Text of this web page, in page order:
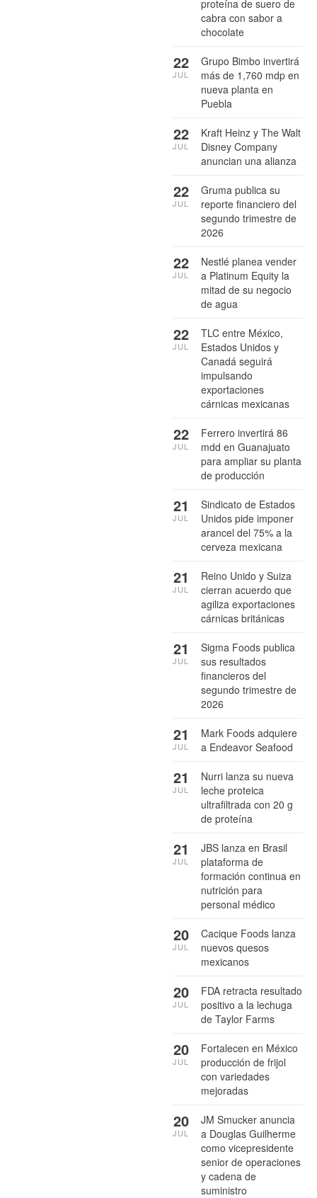
proteína de suero de
cabra con sabor a
chocolate
Grupo Bimbo invertirá
más de 1,760 mdp en
nueva planta en
Puebla
22
JUL
Kraft Heinz y The Walt
Disney Company
anuncian una alianza
22
JUL
Gruma publica su
reporte financiero del
segundo trimestre de
2026
22
JUL
Nestlé planea vender
a Platinum Equity la
mitad de su negocio
de agua
22
JUL
TLC entre México,
Estados Unidos y
Canadá seguirá
impulsando
exportaciones
cárnicas mexicanas
22
JUL
Ferrero invertirá 86
mdd en Guanajuato
para ampliar su planta
de producción
22
JUL
Sindicato de Estados
Unidos pide imponer
arancel del 75% a la
cerveza mexicana
21
JUL
Reino Unido y Suiza
cierran acuerdo que
agiliza exportaciones
cárnicas británicas
21
JUL
Sigma Foods publica
sus resultados
financieros del
segundo trimestre de
2026
21
JUL
Mark Foods adquiere
a Endeavor Seafood
21
JUL
Nurri lanza su nueva
leche proteica
ultrafiltrada con 20 g
de proteína
21
JUL
JBS lanza en Brasil
plataforma de
formación continua en
nutrición para
personal médico
21
JUL
Cacique Foods lanza
nuevos quesos
mexicanos
20
JUL
FDA retracta resultado
positivo a la lechuga
de Taylor Farms
20
JUL
Fortalecen en México
producción de frijol
con variedades
mejoradas
20
JUL
JM Smucker anuncia
a Douglas Guilherme
como vicepresidente
senior de operaciones
y cadena de
suministro
20
JUL